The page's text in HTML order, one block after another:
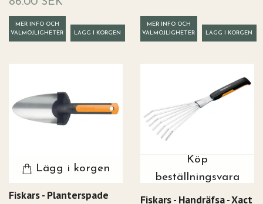
MER INFO OCH
VALMÖJLIGHETER
MER INFO OCH
VALMÖJLIGHETER
Lägg i korgen
Fiskars - Planterspade
Köp
beställningsvara
Fiskars - Handräfsa - Xact